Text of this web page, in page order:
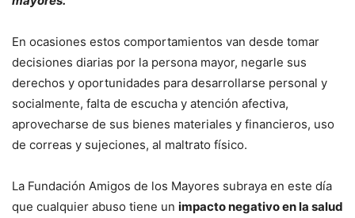
En ocasiones estos comportamientos van desde tomar
decisiones diarias por la persona mayor, negarle sus
derechos y oportunidades para desarrollarse personal y
socialmente, falta de escucha y atención afectiva,
aprovecharse de sus bienes materiales y financieros, uso
de correas y sujeciones, al maltrato físico.
La Fundación Amigos de los Mayores subraya en este día
que cualquier abuso tiene un impacto negativo en la salud